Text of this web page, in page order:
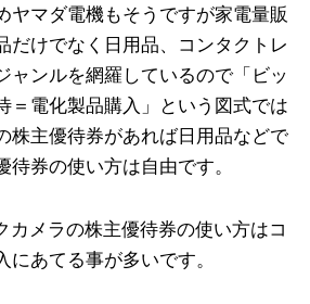
ヤマダ電機もそうですが家電量販
だけでなく日用品、コンタクトレ
ャンルを網羅しているので「ビッ
＝電化製品購入」という図式では
株主優待券があれば日用品などで
待券の使い方は自由です。
カメラの株主優待券の使い方はコ
にあてる事が多いです。